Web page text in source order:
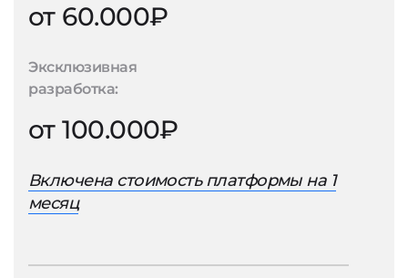
от 60.000₽
Эксклюзивная
разработка:
от 100.000₽
Включена стоимость платформы на 1
месяц